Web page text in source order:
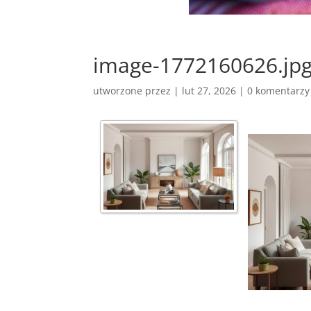
image-
utworzone przez | lut 27, 2026 |0 komentarzy